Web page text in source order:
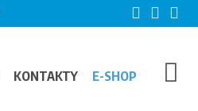
KONTAKTY E-SHOP